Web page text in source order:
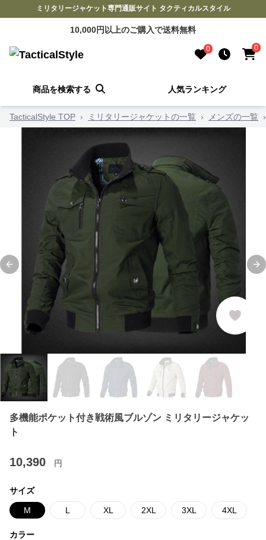
ミリタリージャケット専門通販サイト タクティカルスタイル
10,000円以上のご購入で送料無料
0 0
商品を検索する 人気ランキング
TacticalStyle TOP › ミリタリージャケットの一覧 › メンズの一覧 ›
Previous slide
多機能ポケット付き戦術風ブルゾン ミリタリージャケッ
ト
10,390 円
サイズ
M L XL 2XL 3XL 4XL
カラー